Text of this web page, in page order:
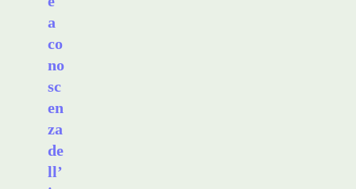
a
co
no
sc
en
za
de
ll’